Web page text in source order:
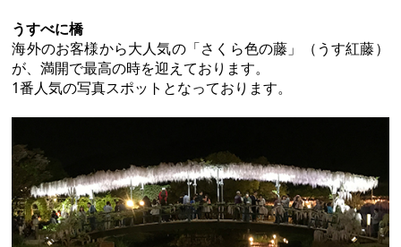
うすべに橋
海外のお客様から大人気の「さくら色の藤」（うす紅藤）
が、満開で最高の時を迎えております。
1番人気の写真スポットとなっております。